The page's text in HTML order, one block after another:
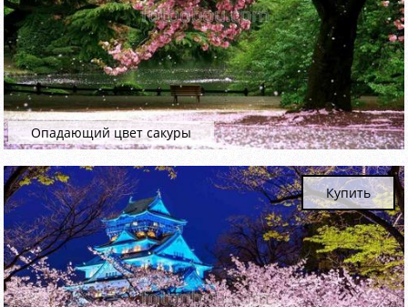
Опадающий цвет сакуры
Купить